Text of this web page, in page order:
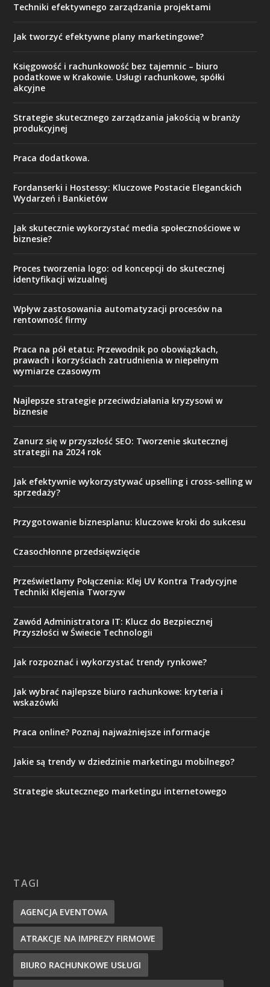
Techniki efektywnego zarządzania projektami
Jak tworzyć efektywne plany marketingowe?
Księgowość i rachunkowość bez tajemnic – biuro
podatkowe w Krakowie. Usługi rachunkowe, spółki
akcyjne
Strategie skutecznego zarządzania jakością w branży
produkcyjnej
Praca dodatkowa.
Fordanserki i Hostessy: Kluczowe Postacie Eleganckich
Wydarzeń i Bankietów
Jak skutecznie wykorzystać media społecznościowe w
biznesie?
Proces tworzenia logo: od koncepcji do skutecznej
identyfikacji wizualnej
Wpływ zastosowania automatyzacji procesów na
rentowność firmy
Praca na pół etatu: Przewodnik po obowiązkach,
prawach i korzyściach zatrudnienia w niepełnym
wymiarze czasowym
Najlepsze strategie przeciwdziałania kryzysowi w
biznesie
Zanurz się w przyszłość SEO: Tworzenie skutecznej
strategii na 2024 rok
Jak efektywnie wykorzystywać upselling i cross-selling w
sprzedaży?
Przygotowanie biznesplanu: kluczowe kroki do sukcesu
Czasochłonne przedsięwzięcie
Prześwietlamy Połączenia: Klej UV Kontra Tradycyjne
Techniki Klejenia Tworzyw
Zawód Administratora IT: Klucz do Bezpiecznej
Przyszłości w Świecie Technologii
Jak rozpoznać i wykorzystać trendy rynkowe?
Jak wybrać najlepsze biuro rachunkowe: kryteria i
wskazówki
Praca online? Poznaj najważniejsze informacje
Jakie są trendy w dziedzinie marketingu mobilnego?
Strategie skutecznego marketingu internetowego
TAGI
AGENCJA EVENTOWA
ATRAKCJE NA IMPREZY FIRMOWE
BIURO RACHUNKOWE USŁUGI